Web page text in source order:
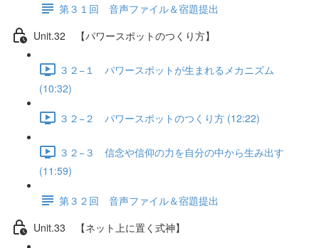
第３１回 音声ファイル＆宿題提出
Unit.32 【パワースポットのつくり方】
３２−１ パワースポットが生まれるメカニズム
(10:32)
３２−２ パワースポットのつくり方 (12:22)
３２−３ 信念や信仰の力を自分の中から生み出す
(11:59)
第３２回 音声ファイル＆宿題提出
Unit.33 【ネット上に置く式神】